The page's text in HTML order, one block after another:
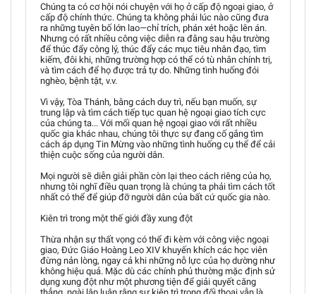
Chúng ta có cơ hội nói chuyện với họ ở cấp độ ngoại giao, ở
cấp độ chính thức. Chúng ta không phải lúc nào cũng đưa
ra những tuyên bố lớn lao—chỉ trích, phán xét hoặc lên án.
Nhưng có rất nhiều công việc diễn ra đằng sau hậu trường
để thúc đẩy công lý, thúc đẩy các mục tiêu nhân đạo, tìm
kiếm, đôi khi, những trường hợp có thể có tù nhân chính trị,
và tìm cách để họ được trả tự do. Những tình huống đói
nghèo, bệnh tật, v.v.
Vì vậy, Tòa Thánh, bằng cách duy trì, nếu bạn muốn, sự
trung lập và tìm cách tiếp tục quan hệ ngoại giao tích cực
của chúng ta... Với mối quan hệ ngoại giao với rất nhiều
quốc gia khác nhau, chúng tôi thực sự đang cố gắng tìm
cách áp dụng Tin Mừng vào những tình huống cụ thể để cải
thiện cuộc sống của người dân.
Mọi người sẽ diễn giải phần còn lại theo cách riêng của họ,
nhưng tôi nghĩ điều quan trọng là chúng ta phải tìm cách tốt
nhất có thể để giúp đỡ người dân của bất cứ quốc gia nào.
Kiên trì trong một thế giới đầy xung đột
Thừa nhận sự thất vọng có thể đi kèm với công việc ngoại
giao, Đức Giáo Hoàng Leo XIV khuyến khích các học viên
đừng nản lòng, ngay cả khi những nỗ lực của họ dường như
không hiệu quả. Mặc dù các chính phủ thường mặc định sử
dụng xung đột như một phương tiện để giải quyết căng